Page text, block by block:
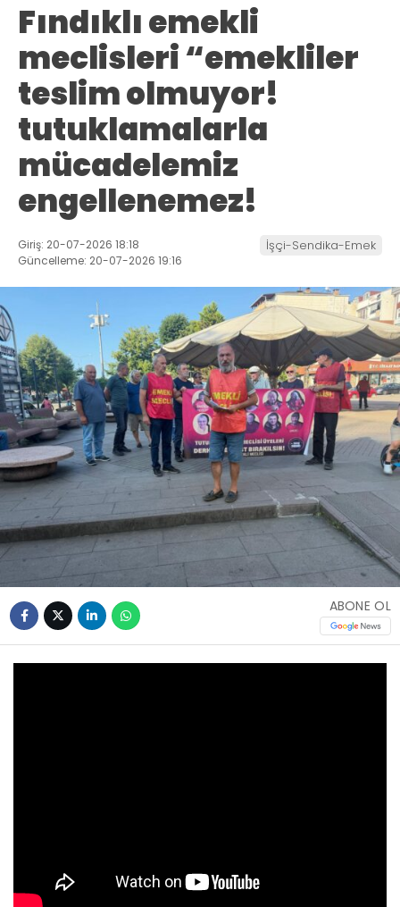
Fındıklı emekli
meclisleri “emekliler
teslim olmuyor!
tutuklamalarla
mücadelemiz
engellenemez!
Giriş: 20-07-2026 18:18
Güncelleme: 20-07-2026 19:16
İşçi-Sendika-Emek
ABONE OL